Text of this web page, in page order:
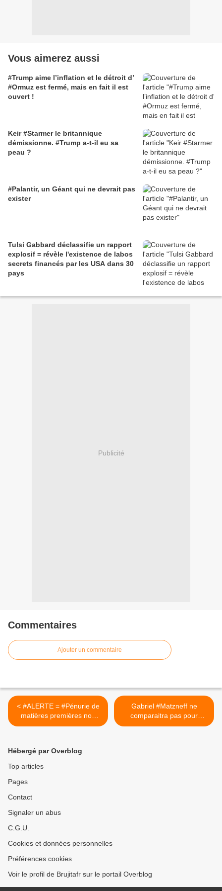
Vous aimerez aussi
#Trump aime l’inflation et le détroit d’
#Ormuz est fermé, mais en fait il est
ouvert !
Keir #Starmer le britannique
démissionne. #Trump a-t-il eu sa
peau ?
#Palantir, un Géant qui ne devrait pas
exister
Tulsi Gabbard déclassifie un rapport
explosif = révèle l'existence de labos
secrets financés par les USA dans 30
pays
Publicité
Commentaires
Ajouter un commentaire
< #ALERTE = #Pénurie de
matières premières non
#HYPERINFLATION !!!
Gabriel #Matzneff ne
comparaitra pas pour
apologie de
Hébergé par Overblog
Top articles
Pages
Contact
Signaler un abus
C.G.U.
Cookies et données personnelles
Préférences cookies
Voir le profil de Brujitafr sur le portail Overblog